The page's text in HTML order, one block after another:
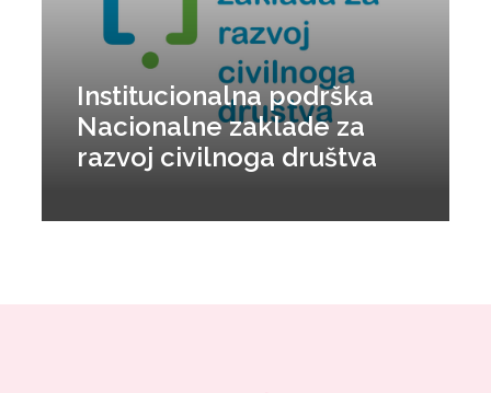
Institucionalna podrška
Nacionalne zaklade za
razvoj civilnoga društva